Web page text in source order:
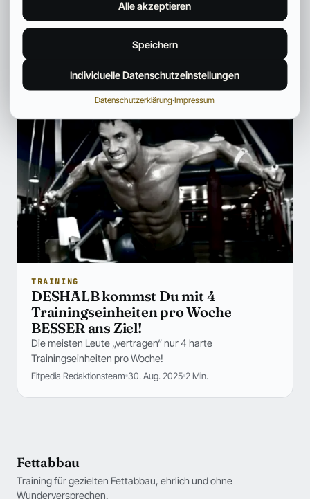
Wer regelmäßig ins Fitnessstudio geht, der hat sich mit
Sicherheit schon des Öfteren die Frage gestellt, wie man
TRAINING
DESHALB kommst Du mit 4
Trainingseinheiten pro Woche
BESSER ans Ziel!
Die meisten Leute „vertragen“ nur 4 harte
Trainingseinheiten pro Woche!
Fitpedia Redaktionsteam 30. Aug. 2025 2 Min.
Fettabbau
Training für gezielten Fettabbau, ehrlich und ohne
Wunderversprechen.
Alle akzeptieren
Speichern
Individuelle Datenschutzeinstellungen
Datenschutzerklärung·Impressum